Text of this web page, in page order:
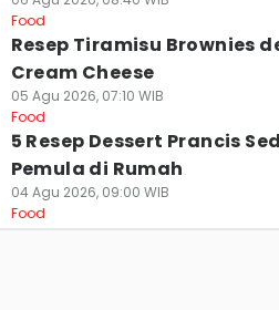
Food
Resep Tiramisu Brownies
Cream Cheese
05 Agu 2026, 07:10 WIB
Food
5 Resep Dessert Prancis
Pemula di Rumah
04 Agu 2026, 09:00 WIB
Food